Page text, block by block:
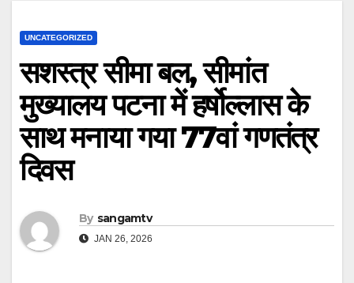
UNCATEGORIZED
सशस्त्र सीमा बल, सीमांत
मुख्यालय पटना में हर्षोल्लास के
साथ मनाया गया 77वां गणतंत्र
दिवस
By sangamtv
JAN 26, 2026